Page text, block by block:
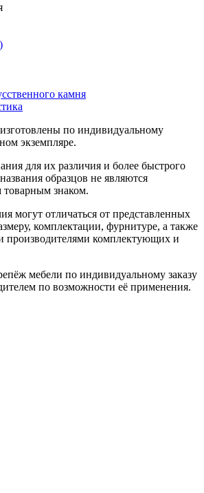
камня
по индивидуальному
экземпляре.
для их различия и более быстрого
образцов не являются
товарным знаком.
могут отличаться от представленных
комплектации, фурнитуре, а также
производителями комплектующих и
мебели по индивидуальному заказу
по возможности её применения.